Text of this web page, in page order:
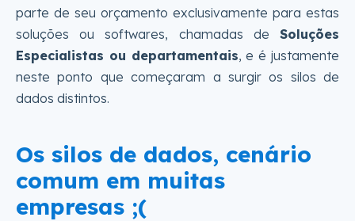
parte de seu orçamento exclusivamente para estas
soluções ou softwares, chamadas de Soluções
Especialistas ou departamentais, e é justamente
neste ponto que começaram a surgir os silos de
dados distintos.
Os silos de dados, cenário
comum em muitas
empresas ;(